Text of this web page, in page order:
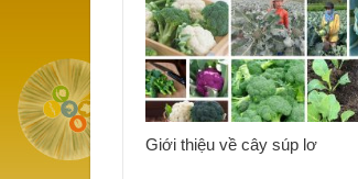
Giới thiệu về cây súp lơ